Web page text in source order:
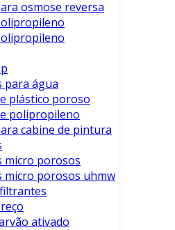
osmose reversa
para água
plástico poroso
polipropileno
cabine de pintura
micro porosos
micro porosos uhmw
ativado